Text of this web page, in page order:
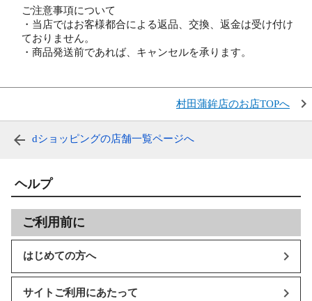
ご注意事項について
・当店ではお客様都合による返品、交換、返金は受け付け
ておりません。
・商品発送前であれば、キャンセルを承ります。
村田蒲鉾店のお店TOPへ
dショッピングの店舗一覧ページへ
ヘルプ
ご利用前に
はじめての方へ
サイトご利用にあたって